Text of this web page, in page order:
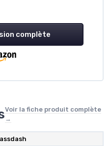
complète
Voir la fiche produit complète
→